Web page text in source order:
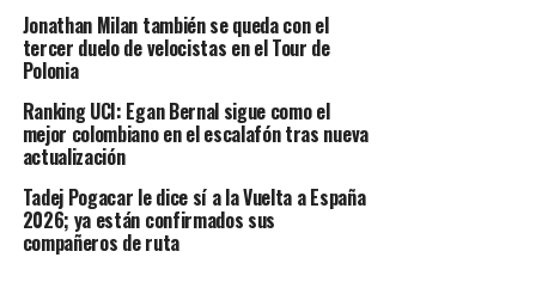
Jonathan Milan también se queda con el
tercer duelo de velocistas en el Tour de
Polonia
Ranking UCI: Egan Bernal sigue como el
mejor colombiano en el escalafón tras nueva
actualización
Tadej Pogacar le dice sí a la Vuelta a España
2026; ya están confirmados sus
compañeros de ruta